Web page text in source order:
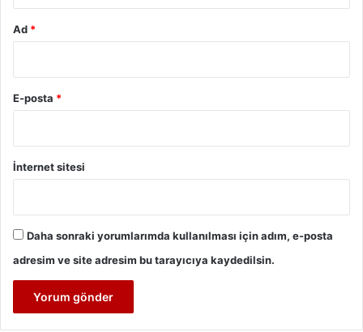
Ad *
E-posta *
İnternet sitesi
Daha sonraki yorumlarımda kullanılması için adım, e-posta
adresim ve site adresim bu tarayıcıya kaydedilsin.